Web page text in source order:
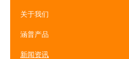
关于我们
涵普产品
新闻资讯